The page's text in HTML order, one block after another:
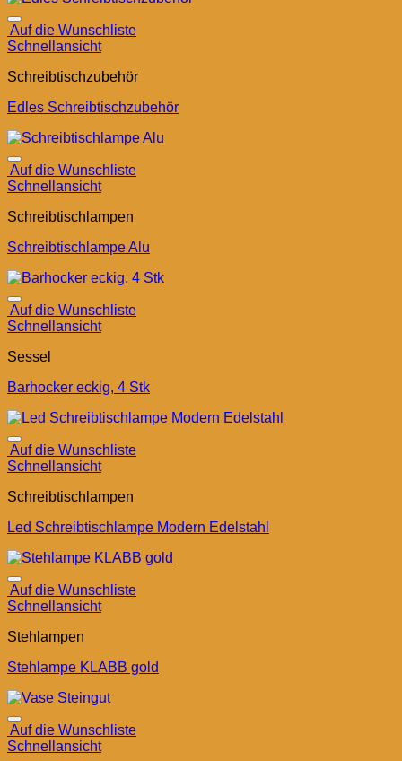
Auf die Wunschliste
Schnellansicht
Schreibtischzubehör
Edles Schreibtischzubehör
Auf die Wunschliste
Schnellansicht
Schreibtischlampen
Schreibtischlampe Alu
Auf die Wunschliste
Schnellansicht
Sessel
Barhocker eckig, 4 Stk
Auf die Wunschliste
Schnellansicht
Schreibtischlampen
Led Schreibtischlampe Modern Edelstahl
Auf die Wunschliste
Schnellansicht
Stehlampen
Stehlampe KLABB gold
Auf die Wunschliste
Schnellansicht